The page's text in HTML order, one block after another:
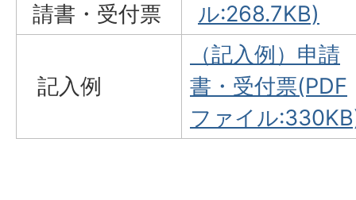
請書・受付票
ル:268.7KB)
記入例
（記入例）申請
書・受付票(PDF
ファイル